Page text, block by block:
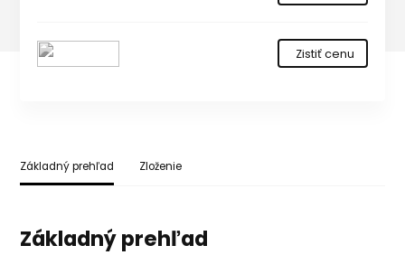
Zistiť cenu
Základný prehľad Zloženie
Základný prehľad